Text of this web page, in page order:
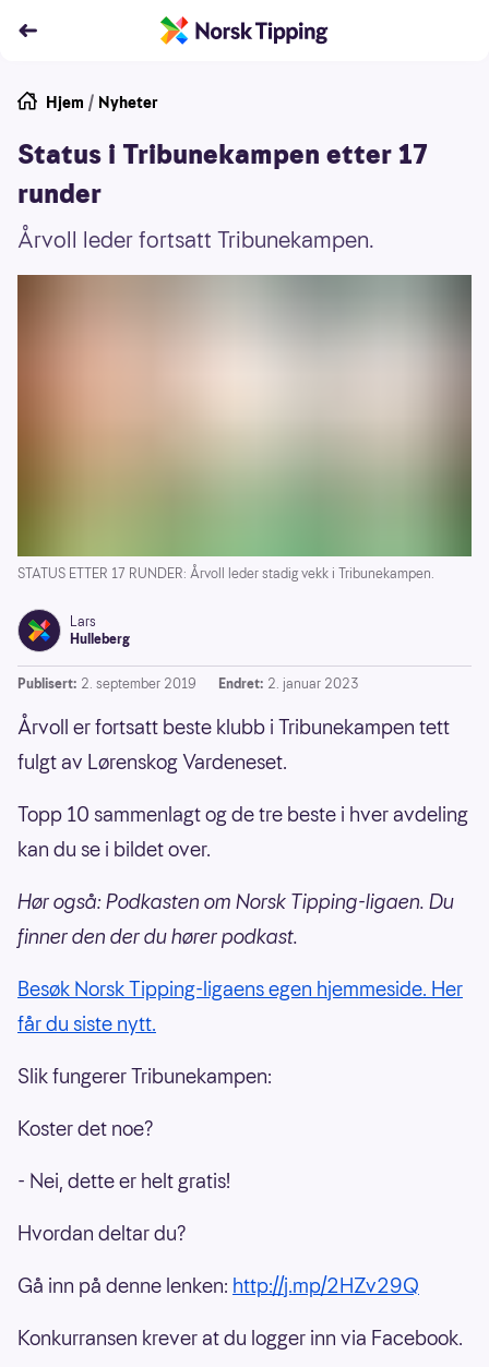
Hjem / Nyheter
Status i Tribunekampen etter 17
runder
Årvoll leder fortsatt Tribunekampen.
STATUS ETTER 17 RUNDER: Årvoll leder stadig vekk i Tribunekampen.
Lars
Hulleberg
Publisert: 2. september 2019 Endret: 2. januar 2023
Årvoll er fortsatt beste klubb i Tribunekampen tett
fulgt av Lørenskog Vardeneset.
Topp 10 sammenlagt og de tre beste i hver avdeling
kan du se i bildet over.
Hør også: Podkasten om Norsk Tipping-ligaen. Du
finner den der du hører podkast.
Besøk Norsk Tipping-ligaens egen hjemmeside. Her
får du siste nytt.
Slik fungerer Tribunekampen:
Koster det noe?
- Nei, dette er helt gratis!
Hvordan deltar du?
Gå inn på denne lenken: http://j.mp/2HZv29Q
Konkurransen krever at du logger inn via Facebook.